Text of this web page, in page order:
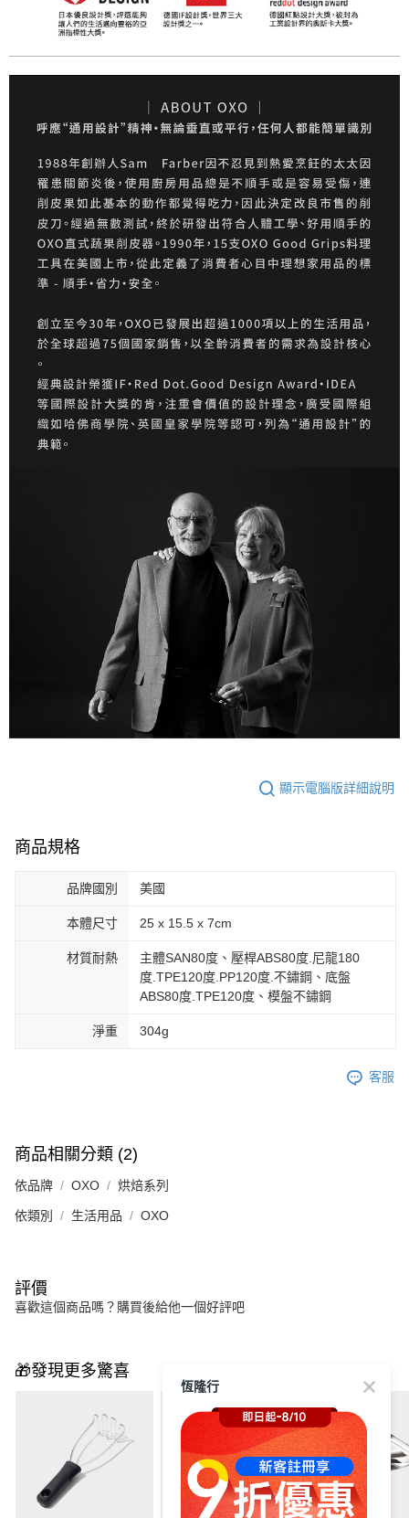
顯示電腦版詳細說明
商品規格
品牌國別 美國
本體尺寸 25 x 15.5 x 7cm
材質耐熱
主體SAN80度、壓桿ABS80度.尼龍180
度.TPE120度.PP120度.不鏽鋼、底盤
ABS80度.TPE120度、模盤不鏽鋼
淨重 304g
客服
商品相關分類 (2)
依品牌 OXO 烘焙系列
依類別 生活用品 OXO
評價
喜歡這個商品嗎？購買後給他一個好評吧
🎁發現更多驚喜
恆隆行